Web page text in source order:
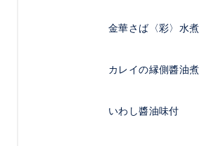
金華さば〈彩〉水煮
カレイの縁側醬油煮
いわし醬油味付